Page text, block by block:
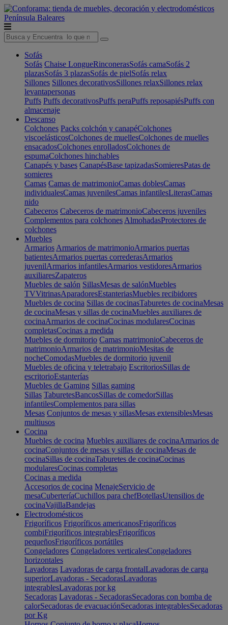
Península Baleares
Sofás
Sofás Chaise LongueRinconerasSofás camaSofás 2
plazasSofás 3 plazasSofás de pielSofás relax
Sillones Sillones decorativosSillones relaxSillones relax
levantapersonas
Puffs Puffs decorativosPuffs peraPuffs reposapiésPuffs con
almacenaje
Descanso
Colchones Packs colchón y canapéColchones
viscoelásticosColchones de muellesColchones de muelles
ensacadosColchones enrolladosColchones de
espumaColchones hinchables
Canapés y bases CanapésBase tapizadasSomieresPatas de
somieres
Camas Camas de matrimonioCamas doblesCamas
individualesCamas juvenilesCamas infantilesLiterasCamas
nido
Cabeceros Cabeceros de matrimonioCabeceros juveniles
Complementos para colchones AlmohadasProtectores de
colchones
Muebles
Armarios Armarios de matrimonioArmarios puertas
batientesArmarios puertas correderasArmarios
juvenilArmarios infantilesArmarios vestidoresArmarios
auxiliaresZapateros
Muebles de salón SillasMesas de salónMuebles
TVVitrinasAparadoresEstanteriasMuebles recibidores
Muebles de cocina Sillas de cocinasTaburetes de cocinaMesas
de cocinaMesas y sillas de cocinaMuebles auxiliares de
cocinaArmarios de cocinaCocinas modularesCocinas
completasCocinas a medida
Muebles de dormitorio Camas matrimonioCabeceros de
matrimonioArmarios de matrimonioMesitas de
nocheComodasMuebles de dormitorio juvenil
Muebles de oficina y teletrabajo EscritoriosSillas de
escritorioEstanterías
Muebles de Gaming Sillas gaming
Sillas TaburetesBancosSillas de comedorSillas
infantilesComplementos para sillas
Mesas Conjuntos de mesas y sillasMesas extensiblesMesas
multiusos
Cocina
Muebles de cocina Muebles auxiliares de cocinaArmarios de
cocinaConjuntos de mesas y sillas de cocinaMesas de
cocinaSillas de cocinaTaburetes de cocinaCocinas
modularesCocinas completas
Cocinas a medida
Accesorios de cocina MenajeServicio de
mesaCuberteríaCuchillos para chefBotellasUtensilios de
cocinaVajillaBandejas
Electrodomésticos
Frigoríficos Frigoríficos americanosFrigoríficos
combiFrigoríficos integrablesFrigoríficos
pequeñosFrigoríficos portátiles
Congeladores Congeladores verticalesCongeladores
horizontales
Lavadoras Lavadoras de carga frontalLavadoras de carga
superiorLavadoras - SecadorasLavadoras
integrablesLavadoras por kg
Secadoras Lavadoras - SecadorasSecadoras con bomba de
calorSecadoras de evacuaciónSecadoras integrablesSecadoras
por Kg